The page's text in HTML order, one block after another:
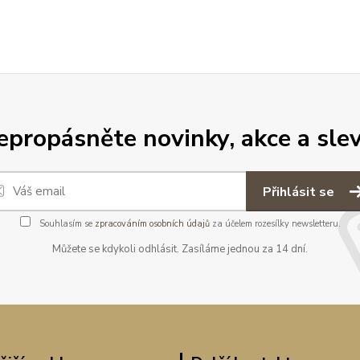
novinky, akce a
Přihlásit se
Souhlasím se zpracováním osobních údajůza účelem rozesílky newsletteru.
Můžete se kdykoli odhlásit. Zasíláme jednou za 14 dní.